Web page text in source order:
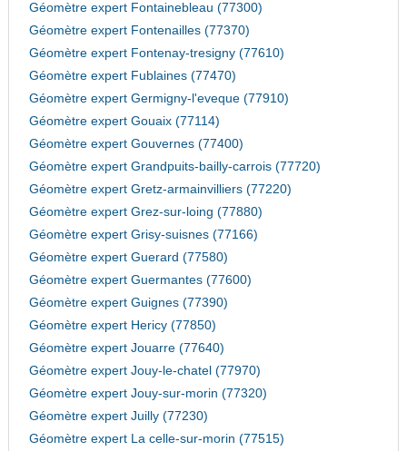
Géomètre expert Fontainebleau (77300)
Géomètre expert Fontenailles (77370)
Géomètre expert Fontenay-tresigny (77610)
Géomètre expert Fublaines (77470)
Géomètre expert Germigny-l'eveque (77910)
Géomètre expert Gouaix (77114)
Géomètre expert Gouvernes (77400)
Géomètre expert Grandpuits-bailly-carrois (77720)
Géomètre expert Gretz-armainvilliers (77220)
Géomètre expert Grez-sur-loing (77880)
Géomètre expert Grisy-suisnes (77166)
Géomètre expert Guerard (77580)
Géomètre expert Guermantes (77600)
Géomètre expert Guignes (77390)
Géomètre expert Hericy (77850)
Géomètre expert Jouarre (77640)
Géomètre expert Jouy-le-chatel (77970)
Géomètre expert Jouy-sur-morin (77320)
Géomètre expert Juilly (77230)
Géomètre expert La celle-sur-morin (77515)